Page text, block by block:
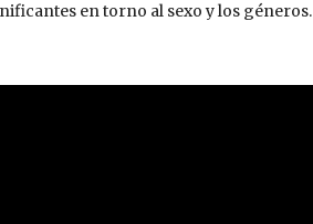
en torno al sexo y los géneros.